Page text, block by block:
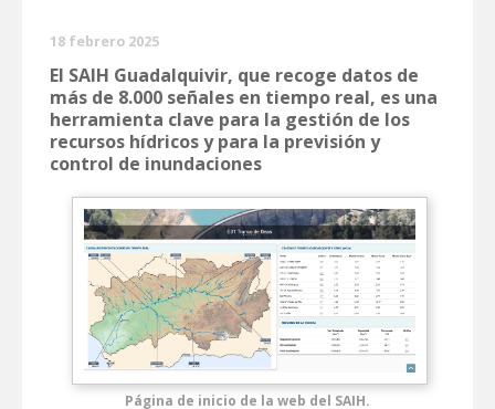
18 febrero 2025
El SAIH Guadalquivir, que recoge datos de
más de 8.000 señales en tiempo real, es una
herramienta clave para la gestión de los
recursos hídricos y para la previsión y
control de inundaciones
Página de inicio de la web del SAIH.